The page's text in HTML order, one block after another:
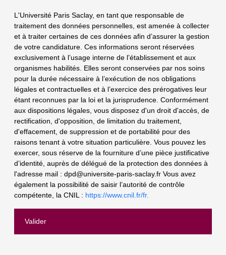
L'Université Paris Saclay, en tant que responsable de
traitement des données personnelles, est amenée à collecter
et à traiter certaines de ces données afin d’assurer la gestion
de votre candidature. Ces informations seront réservées
exclusivement à l’usage interne de l’établissement et aux
organismes habilités. Elles seront conservées par nos soins
pour la durée nécessaire à l’exécution de nos obligations
légales et contractuelles et à l’exercice des prérogatives leur
étant reconnues par la loi et la jurisprudence. Conformément
aux dispositions légales, vous disposez d'un droit d'accès, de
rectification, d'opposition, de limitation du traitement,
d'effacement, de suppression et de portabilité pour des
raisons tenant à votre situation particulière. Vous pouvez les
exercer, sous réserve de la fourniture d’une pièce justificative
d’identité, auprès de délégué de la protection des données à
l'adresse mail : dpd@universite-paris-saclay.fr Vous avez
également la possibilité de saisir l’autorité de contrôle
compétente, la CNIL : https://www.cnil.fr/fr.